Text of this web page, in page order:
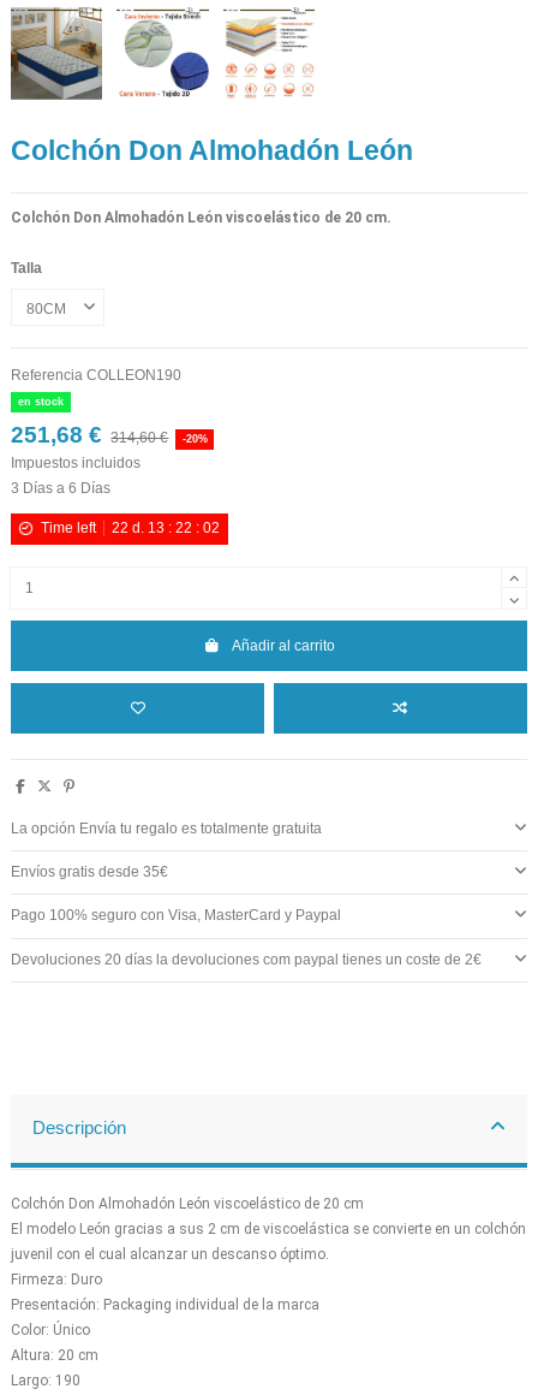
Colchón Don Almohadón León
Colchón Don Almohadón León viscoelástico de 20 cm.
Talla
Referencia COLLEON190
en stock
251,68 € 314,60 € -20%
Impuestos incluidos
3 Días a 6 Días
Time left 22 d. 13 :22 :02
Añadir al carrito
La opción Envía tu regalo es totalmente gratuita
Envíos gratis desde 35€
Pago 100% seguro con Visa, MasterCard y Paypal
Devoluciones 20 días la devoluciones com paypal tienes un coste de 2€
Descripción
Colchón Don Almohadón León viscoelástico de 20 cm
El modelo León gracias a sus 2 cm de viscoelástica se convierte en un colchón
juvenil con el cual alcanzar un descanso óptimo.
Firmeza: Duro
Presentación: Packaging individual de la marca
Color: Único
Altura: 20 cm
Largo: 190